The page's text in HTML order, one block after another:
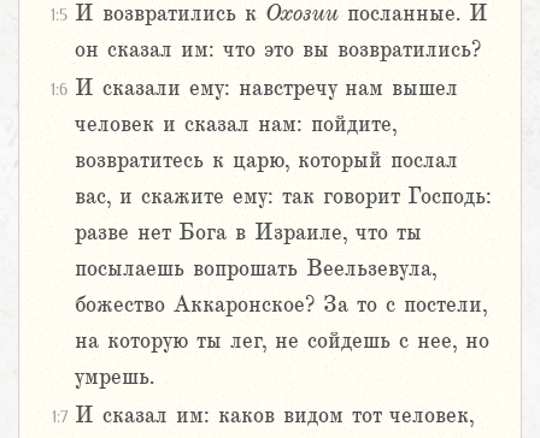
1:5 И возвратились к Охозии посланные. И
он сказал им: что это вы возвратились?
1:6 И сказали ему: навстречу нам вышел
человек и сказал нам: пойдите,
возвратитесь к царю, который послал
вас, и скажите ему: так говорит Господь:
разве нет Бога в Израиле, что ты
посылаешь вопрошать Веельзевула,
божество Аккаронское? За то с постели,
на которую ты лег, не сойдешь с нее, но
умрешь.
1:7 И сказал им: каков видом тот человек,